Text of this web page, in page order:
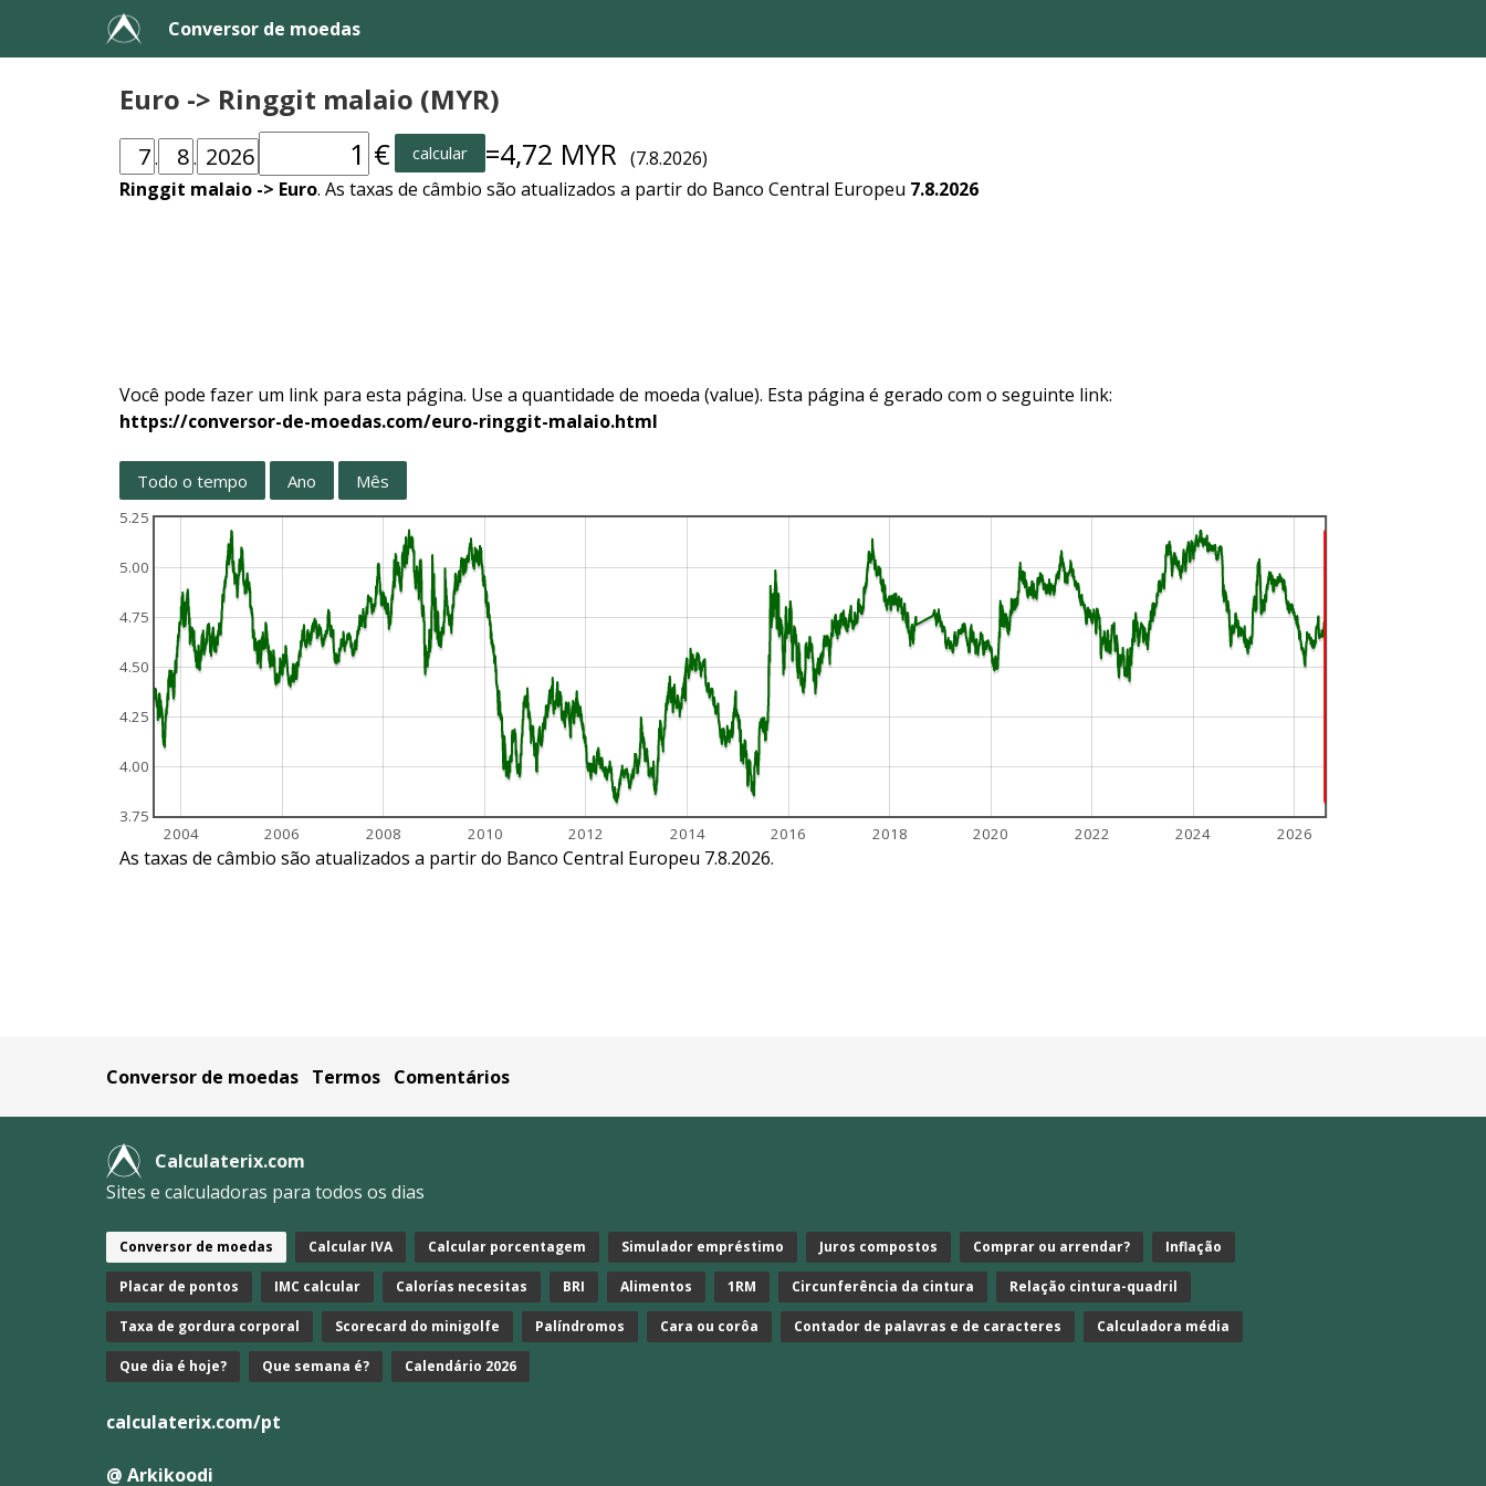
Conversor de moedas
Euro -> Ringgit malaio (MYR)
. . € calcular =4,72 MYR (7.8.2026)
Ringgit malaio -> Euro. As taxas de câmbio são atualizados a partir do Banco Central Europeu 7.8.2026
Você pode fazer um link para esta página. Use a quantidade de moeda (value). Esta página é gerado com o seguinte link:
https://conversor-de-moedas.com/euro-ringgit-malaio.html
Todo o tempo Ano Mês
2004 2006 2008 2010 2012 2014 2016 2018 2020 2022 2024 2026
3.75
4.00
4.25
4.50
4.75
5.00
5.25
As taxas de câmbio são atualizados a partir do Banco Central Europeu 7.8.2026.
Conversor de moedas Termos Comentários
Calculaterix.com
Sites e calculadoras para todos os dias
Conversor de moedas Calcular IVA Calcular porcentagem Simulador empréstimo Juros compostos Comprar ou arrendar? Inflação
Placar de pontos IMC calcular Calorías necesitas BRI Alimentos 1RM Circunferência da cintura Relação cintura-quadril
Taxa de gordura corporal Scorecard do minigolfe Palíndromos Cara ou corôa Contador de palavras e de caracteres Calculadora média
Que dia é hoje? Que semana é? Calendário 2026
calculaterix.com/pt
@ Arkikoodi